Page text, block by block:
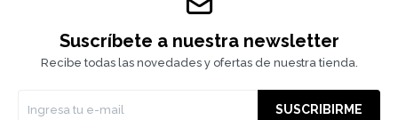
Suscríbete a nuestra newsletter
Recibe todas las novedades y ofertas de nuestra tienda.
SUSCRIBIRME